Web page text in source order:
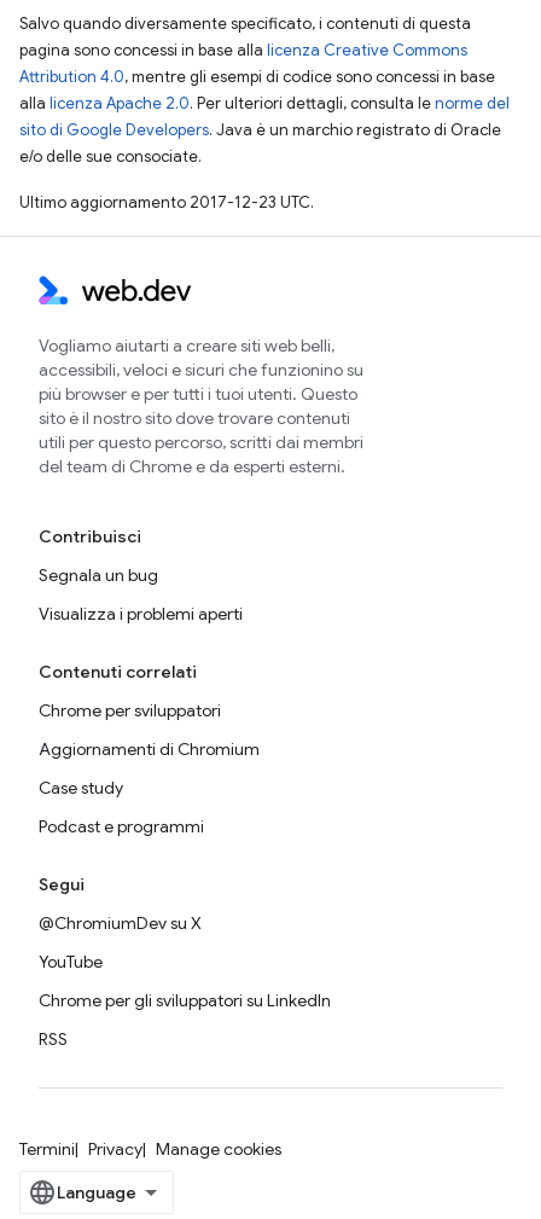
Salvo quando diversamente specificato, i contenuti di questa
pagina sono concessi in base alla licenza Creative Commons
Attribution 4.0, mentre gli esempi di codice sono concessi in base
alla licenza Apache 2.0. Per ulteriori dettagli, consulta lenorme del
sito di Google Developers. Java è un marchio registrato di Oracle
e/o delle sue consociate.
Ultimo aggiornamento 2017-12-23 UTC.
Vogliamo aiutarti a creare siti web belli,
accessibili, veloci e sicuri che funzionino su
più browser e per tutti i tuoi utenti. Questo
sito è il nostro sito dove trovare contenuti
utili per questo percorso, scritti dai membri
del team di Chrome e da esperti esterni.
Contribuisci
Segnala un bug
Visualizza i problemi aperti
Contenuti correlati
Chrome per sviluppatori
Aggiornamenti di Chromium
Case study
Podcast e programmi
Segui
@ChromiumDev su X
YouTube
Chrome per gli sviluppatori su LinkedIn
RSS
Termini Privacy Manage cookies